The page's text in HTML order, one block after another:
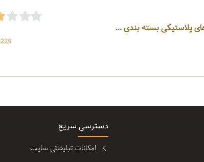
پلاستیکی بسته بندی ...
3229
دسترسی سریع
امکانات تبلیغاتی سایت